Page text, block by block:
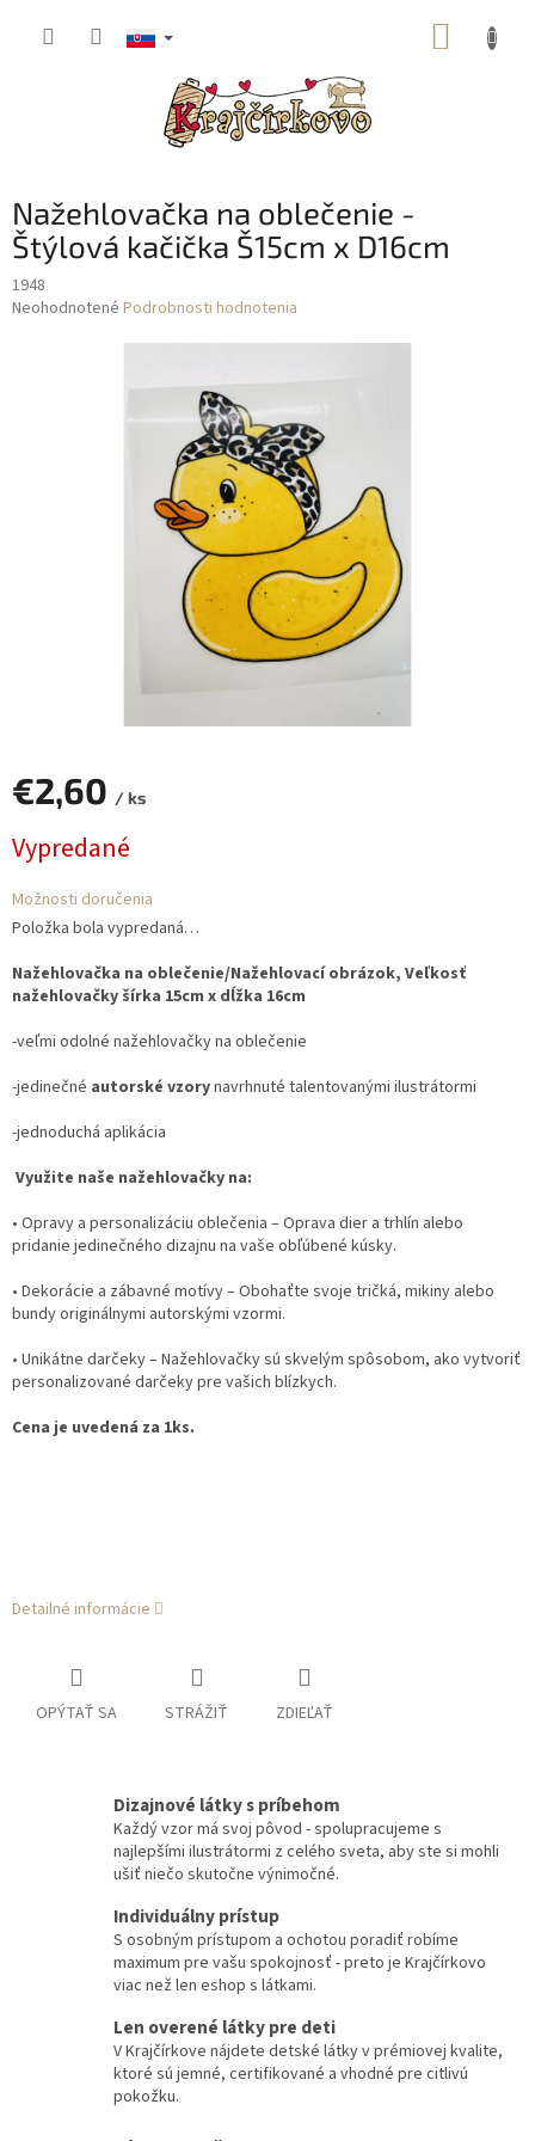
Nažehlovačka na oblečenie -
Štýlová kačička Š15cm x D16cm
1948
Priemerné
Neohodnotené Podrobnosti hodnotenia
€2,60 / ks
cena:
Vypredané
Možnosti doručenia
Položka bola vypredaná…
Nažehlovačka na oblečenie/Nažehlovací obrázok, Veľkosť
nažehlovačky šírka 15cm x dĺžka 16cm
-veľmi odolné nažehlovačky na oblečenie
-jedinečné autorské vzorynavrhnuté talentovanými ilustrátormi
-jednoduchá aplikácia
Využite naše nažehlovačky na:
• Opravy a personalizáciu oblečenia – Oprava dier a trhlín alebo
pridanie jedinečného dizajnu na vaše obľúbené kúsky.
• Dekorácie a zábavné motívy– Obohaťte svoje tričká, mikiny alebo
bundy originálnymi autorskými vzormi.
• Unikátne darčeky– Nažehlovačky sú skvelým spôsobom, ako vytvoriť
personalizované darčeky pre vašich blízkych.
Cena je uvedená za 1ks.
Detailné informácie
OPÝTAŤ SA STRÁŽIŤ ZDIEĽAŤ
Dizajnové látky s príbehom
Každý vzor má svoj pôvod - spolupracujeme s
najlepšími ilustrátormi z celého sveta, aby ste si mohli
ušiť niečo skutočne výnimočné.
Individuálny prístup
S osobným prístupom a ochotou poradiť robíme
maximum pre vašu spokojnosť - preto je Krajčírkovo
viac než len eshop s látkami.
Len overené látky pre deti
V Krajčírkove nájdete detské látky v prémiovej kvalite,
ktoré sú jemné, certifikované a vhodné pre citlivú
pokožku.